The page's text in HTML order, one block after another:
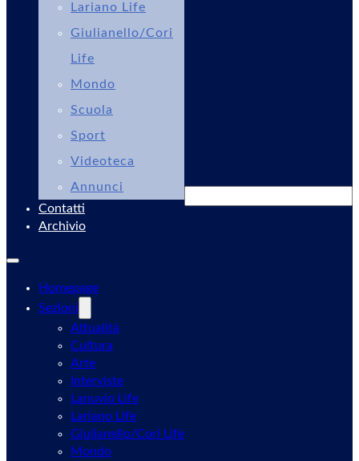
Lariano Life
Giulianello/Cori
Life
Mondo
Scuola
Sport
Videoteca
Annunci
Contatti
Archivio
Homepage
Sezioni
Attualità
Cultura
Arte
Interviste
Lanuvio Life
Lariano Life
Giulianello/Cori Life
Mondo